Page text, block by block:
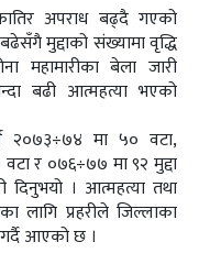
अपराध बढ्दै गएको
मुद्दाको संख्यामा वृद्धि
बेला जारी
बढी आत्महत्या भएको
२०७३÷७४ मा ५० वटा,
र ०७६÷७७ मा ९२ मुद्दा
दिनुभयो । आत्महत्या तथा
लागि प्रहरीले जिल्लाका
आएको छ ।